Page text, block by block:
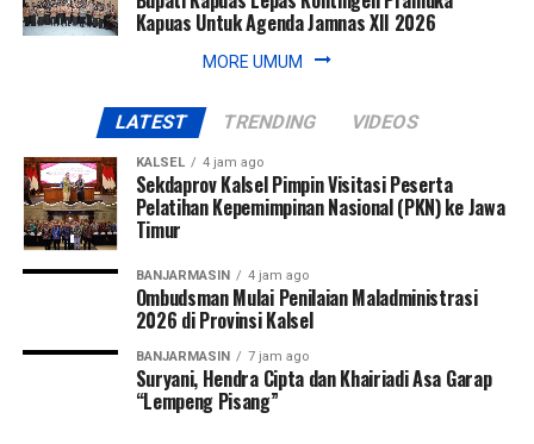
Kapuas Untuk Agenda Jamnas XII 2026
MORE UMUM
LATEST TRENDING VIDEOS
KALSEL 4 jam ago
Sekdaprov Kalsel Pimpin Visitasi Peserta
Pelatihan Kepemimpinan Nasional (PKN) ke Jawa
Timur
BANJARMASIN 4 jam ago
Ombudsman Mulai Penilaian Maladministrasi
2026 di Provinsi Kalsel
BANJARMASIN 7 jam ago
Suryani, Hendra Cipta dan Khairiadi Asa Garap
“Lempeng Pisang”